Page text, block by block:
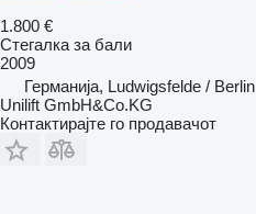
1.800 €
Стегалка за бали
2009
Германија, Ludwigsfelde / Berlin
Unilift GmbH&Co.KG
Контактирајте го продавачот